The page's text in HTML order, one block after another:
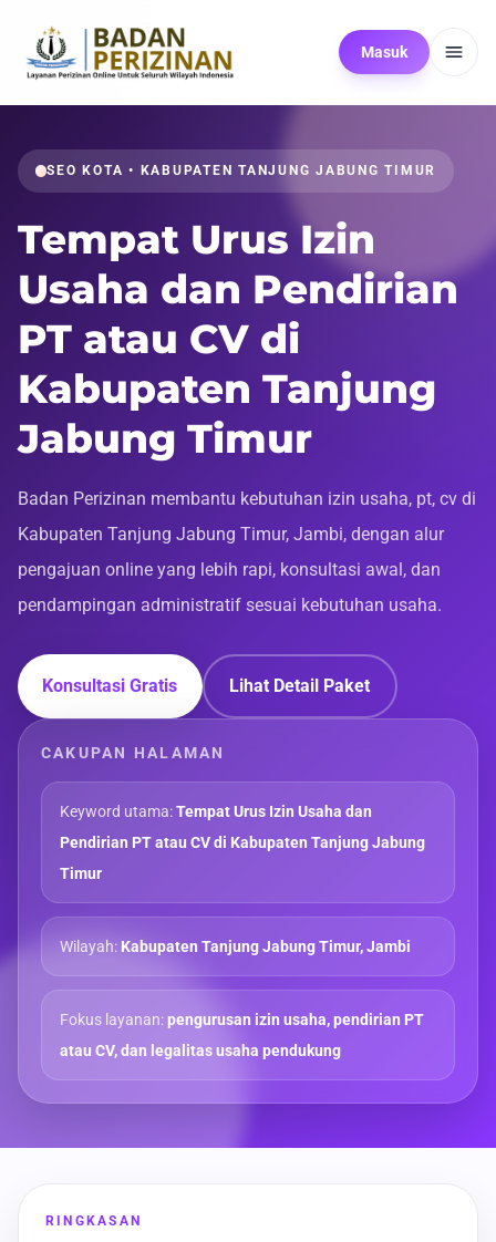
Masuk
SEO KOTA • KABUPATEN TANJUNG JABUNG TIMUR
Tempat Urus Izin
Usaha dan Pendirian
PT atau CV di
Kabupaten Tanjung
Jabung Timur
Badan Perizinan membantu kebutuhan izin usaha, pt, cv di
Kabupaten Tanjung Jabung Timur, Jambi, dengan alur
pengajuan online yang lebih rapi, konsultasi awal, dan
pendampingan administratif sesuai kebutuhan usaha.
Konsultasi Gratis Lihat Detail Paket
CAKUPAN HALAMAN
Keyword utama:Tempat Urus Izin Usaha dan
Pendirian PT atau CV di Kabupaten Tanjung Jabung
Timur
Wilayah:Kabupaten Tanjung Jabung Timur, Jambi
Fokus layanan:pengurusan izin usaha, pendirian PT
atau CV, dan legalitas usaha pendukung
RINGKASAN